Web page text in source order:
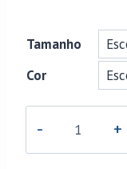
Tamanho
Cor
PUNOK